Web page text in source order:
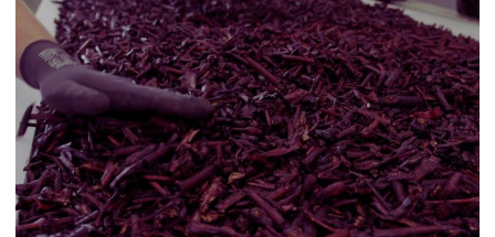
en
Topsector
Logistiek
lanceren
praktische
meetmethode
voor
mobiele
werktuigen